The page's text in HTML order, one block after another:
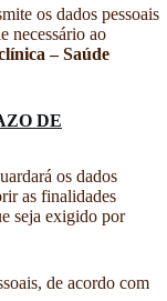
os dados pessoais
necessário ao
– Saúde
DE
os dados
as finalidades
seja exigido por
de acordo com